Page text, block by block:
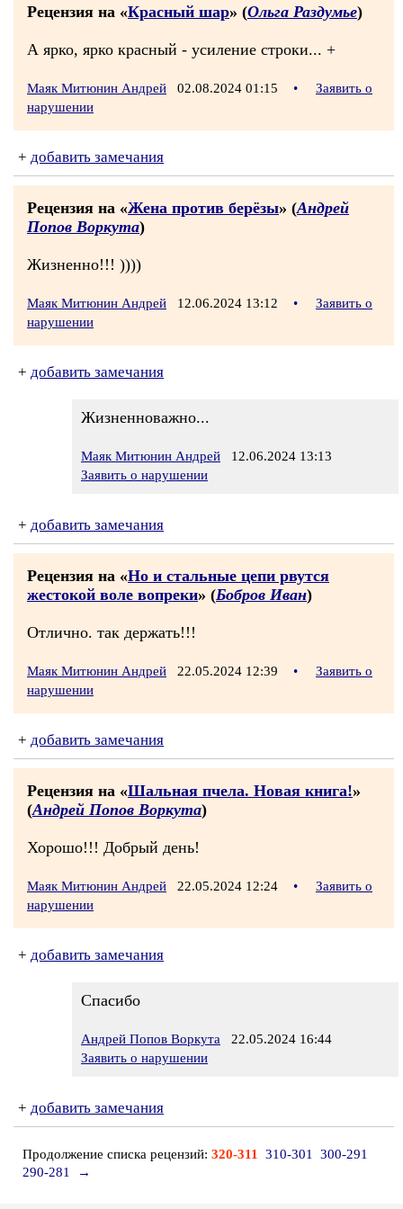
Рецензия на «Красный шар» (Ольга Раздумье)
А ярко, ярко красный - усиление строки... +
Маяк Митюнин Андрей 02.08.2024 01:15 •
Заявить о
нарушении
+ добавить замечания
Рецензия на «Жена против берёзы» (Андрей
Попов Воркута)
Жизненно!!! ))))
Маяк Митюнин Андрей 12.06.2024 13:12 •
Заявить о
нарушении
+ добавить замечания
Жизненноважно...
Маяк Митюнин Андрей 12.06.2024 13:13
Заявить о нарушении
+ добавить замечания
Рецензия на «Но и стальные цепи рвутся
жестокой воле вопреки» (Бобров Иван)
Отлично. так держать!!!
Маяк Митюнин Андрей 22.05.2024 12:39 •
Заявить о
нарушении
+ добавить замечания
Рецензия на «Шальная пчела. Новая книга!»
(Андрей Попов Воркута)
Хорошо!!! Добрый день!
Маяк Митюнин Андрей 22.05.2024 12:24 •
Заявить о
нарушении
+ добавить замечания
Спасибо
Андрей Попов Воркута 22.05.2024 16:44
Заявить о нарушении
+ добавить замечания
Продолжение списка рецензий: 320-311 310-301
300-291
290-281
→